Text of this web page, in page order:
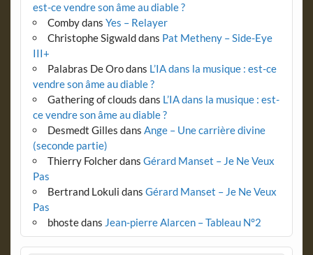
est-ce vendre son âme au diable ?
Combydans Yes – Relayer
Christophe Sigwalddans Pat Metheny – Side-Eye
III+
Palabras De Orodans L’IA dans la musique : est-ce
vendre son âme au diable ?
Gathering of clouds dans L’IA dans la musique : est-
ce vendre son âme au diable ?
Desmedt Gilles dans Ange – Une carrière divine
(seconde partie)
Thierry Folcherdans Gérard Manset – Je Ne Veux
Pas
Bertrand Lokuli dans Gérard Manset – Je Ne Veux
Pas
bhostedans Jean-pierre Alarcen – Tableau N°2